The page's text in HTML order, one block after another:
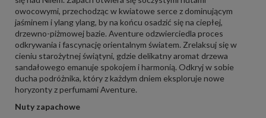
owocowymi, przechodząc w kwiatowe serce z dominującym
jaśminem i ylang ylang, by na końcu osadzić się na ciepłej,
drzewno-piżmowej bazie. Aventure odzwierciedla proces
odkrywania i fascynację orientalnym światem. Zrelaksuj się w
cieniu starożytnej świątyni, gdzie delikatny aromat drzewa
sandałowego emanuje spokojem i harmonią. Odkryj w sobie
ducha podróżnika, który z każdym dniem eksploruje nowe
horyzonty z perfumami Aventure.
Nuty zapachowe